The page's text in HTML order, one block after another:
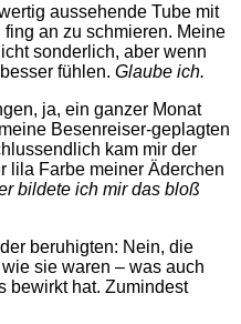
aussehende Tube mit
an zu schmieren. Meine
sonderlich, aber wenn
fühlen. Glaube ich.
ja, ein ganzer Monat
Besenreiser-geplagten
kam mir der
lila Farbe meiner Äderchen
bildete ich mir das bloß
beruhigten: Nein, die
sie waren – was auch
bewirkt hat. Zumindest